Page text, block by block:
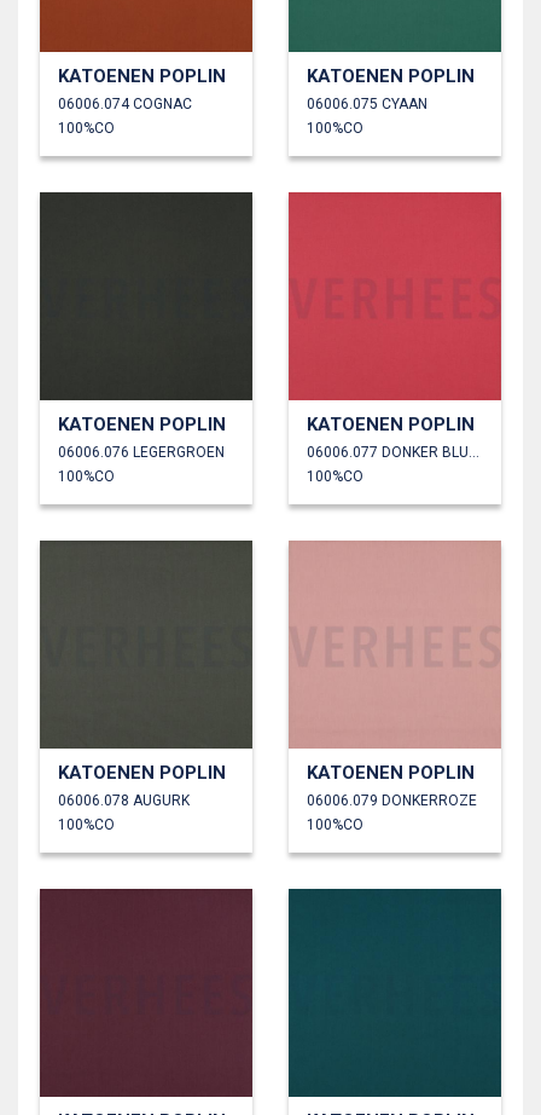
KATOENEN POPLIN
06006.074 COGNAC
100%CO
KATOENEN POPLIN
06006.075 CYAAN
100%CO
KATOENEN POPLIN
06006.076 LEGERGROEN
100%CO
KATOENEN POPLIN
06006.077 DONKER BLUSH
100%CO
KATOENEN POPLIN
06006.078 AUGURK
100%CO
KATOENEN POPLIN
06006.079 DONKERROZE
100%CO